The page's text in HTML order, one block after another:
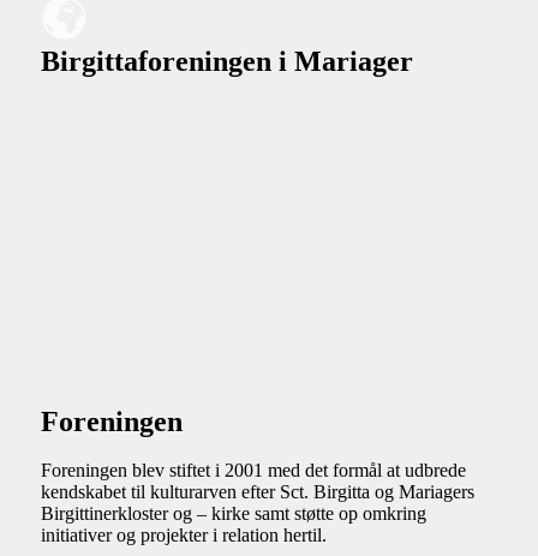
Birgittaforeningen i Mariager
Foreningen
Foreningen blev stiftet i 2001 med det formål at udbrede
kendskabet til kulturarven efter Sct. Birgitta og Mariagers
Birgittinerkloster og – kirke samt støtte op omkring
initiativer og projekter i relation hertil.